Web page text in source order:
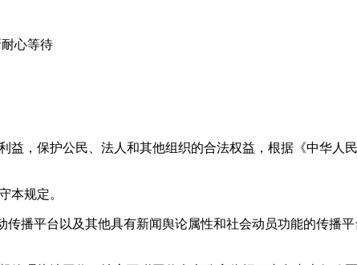
心等待
益，保护公民、法人和其他组织的合法权益，根据《中华人
本规定。
播平台以及其他具有新闻舆论属性和社会动员功能的传播